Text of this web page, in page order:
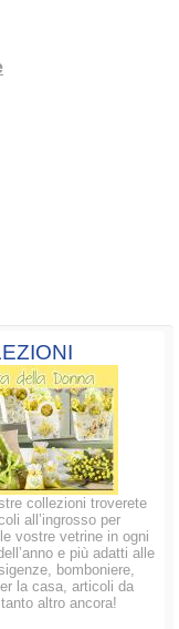
collezioni troverete
all’ingrosso per
vostre vetrine in ogni
e più adatti alle
bomboniere,
la casa, articoli da
altro ancora!